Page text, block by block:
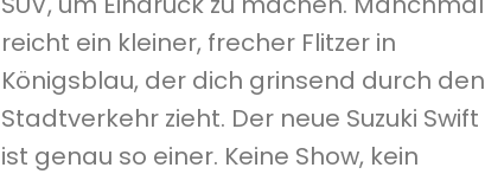
reicht ein kleiner, frecher Flitzer in
Königsblau, der dich grinsend durch den
Stadtverkehr zieht. Der neue Suzuki Swift
ist genau so einer. Keine Show, kein